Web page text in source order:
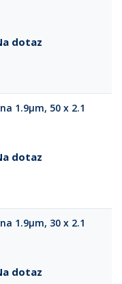
dotaz
1.9µm, 50 x 2.1
dotaz
1.9µm, 30 x 2.1
dotaz